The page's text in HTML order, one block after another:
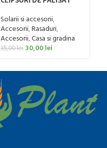
Solarii si accesorii,
Accesorii,Rasaduri,
Accesorii,Casa si gradina
35,00lei 30,00lei